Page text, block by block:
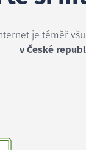
je téměř
v České